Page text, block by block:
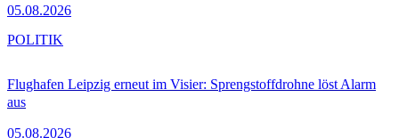
05.08.2026
Flughafen Leipzig erneut im Visier: Sprengstoffdrohne löst Alarm
aus
05.08.2026
POLITIK